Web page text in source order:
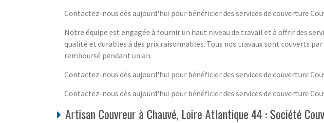
Contactez-nous dès aujourd'hui pour bénéficier des services de couverture
Notre équipe est engagée à fournir un haut niveau de travail et à offrir des
qualité et durables à des prix raisonnables. Tous nos travaux sont couverts par
remboursé pendant un an.
Contactez-nous dès aujourd'hui pour bénéficier des services de couverture
Contactez-nous dès aujourd'hui pour bénéficier des services de couverture
Artisan Couvreur à Chauvé, Loire Atlantique 44 : Société